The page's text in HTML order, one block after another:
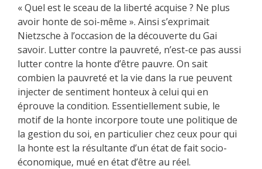
« Quel est le sceau de la liberté acquise ? Ne plus
avoir honte de soi-même ». Ainsi s’exprimait
Nietzsche à l’occasion de la découverte du Gai
savoir. Lutter contre la pauvreté, n’est-ce pas aussi
lutter contre la honte d’être pauvre. On sait
combien la pauvreté et la vie dans la rue peuvent
injecter de sentiment honteux à celui qui en
éprouve la condition. Essentiellement subie, le
motif de la honte incorpore toute une politique de
la gestion du soi, en particulier chez ceux pour qui
la honte est la résultante d’un état de fait socio-
économique, mué en état d’être au réel.